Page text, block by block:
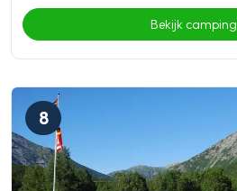
Bekijk camping
8